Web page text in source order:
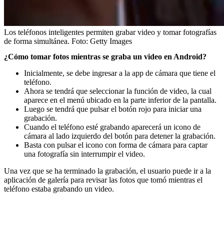
Los teléfonos inteligentes permiten grabar video y tomar fotografías
de forma simultánea. Foto: Getty Images
¿Cómo tomar fotos mientras se graba un video en Android?
Inicialmente, se debe ingresar a la app de cámara que tiene el
teléfono.
Ahora se tendrá que seleccionar la función de video, la cual
aparece en el menú ubicado en la parte inferior de la pantalla.
Luego se tendrá que pulsar el botón rojo para iniciar una
grabación.
Cuando el teléfono esté grabando aparecerá un icono de
cámara al lado izquierdo del botón para detener la grabación.
Basta con pulsar el icono con forma de cámara para captar
una fotografía sin interrumpir el video.
Una vez que se ha terminado la grabación, el usuario puede ir a la
aplicación de galería para revisar las fotos que tomó mientras el
teléfono estaba grabando un video.